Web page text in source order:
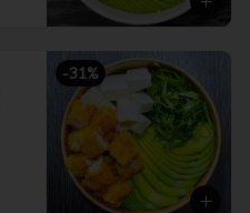
-31%